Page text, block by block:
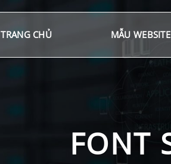
TRANG CHỦ MẪU
FONT